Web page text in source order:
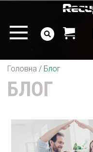
Головна / Блог
БЛОГ